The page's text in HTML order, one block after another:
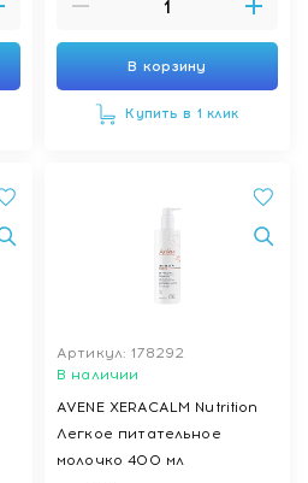
В корзину
Купить в 1 клик
Артикул: 178292
В наличии
AVENE XERACALM Nutrition
Легкое питательное
молочко 400 мл